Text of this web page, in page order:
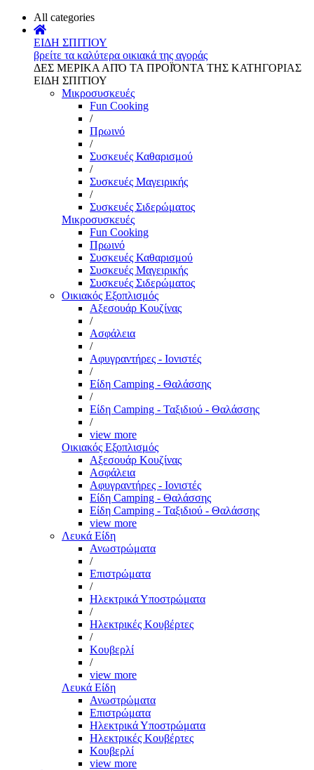
All categories
ΕΙΔΗ ΣΠΙΤΙΟΥ
βρείτε τα καλύτερα οικιακά της αγοράς
ΔΕΣ ΜΕΡΙΚΑ ΑΠΌ ΤΑ ΠΡΟΪΌΝΤΑ ΤΗΣ ΚΑΤΗΓΟΡΙΑΣ
ΕΙΔΗ ΣΠΙΤΙΟΥ
Μικροσυσκευές
Fun Cooking
/
Πρωινό
/
Συσκευές Καθαρισμού
/
Συσκευές Μαγειρικής
/
Συσκευές Σιδερώματος
Μικροσυσκευές
Fun Cooking
Πρωινό
Συσκευές Καθαρισμού
Συσκευές Μαγειρικής
Συσκευές Σιδερώματος
Οικιακός Εξοπλισμός
Αξεσουάρ Κουζίνας
/
Ασφάλεια
/
Αφυγραντήρες - Ιονιστές
/
Είδη Camping - Θαλάσσης
/
Είδη Camping - Ταξιδιού - Θαλάσσης
/
view more
Οικιακός Εξοπλισμός
Αξεσουάρ Κουζίνας
Ασφάλεια
Αφυγραντήρες - Ιονιστές
Είδη Camping - Θαλάσσης
Είδη Camping - Ταξιδιού - Θαλάσσης
view more
Λευκά Είδη
Ανωστρώματα
/
Επιστρώματα
/
Ηλεκτρικά Υποστρώματα
/
Ηλεκτρικές Κουβέρτες
/
Κουβερλί
/
view more
Λευκά Είδη
Ανωστρώματα
Επιστρώματα
Ηλεκτρικά Υποστρώματα
Ηλεκτρικές Κουβέρτες
Κουβερλί
view more